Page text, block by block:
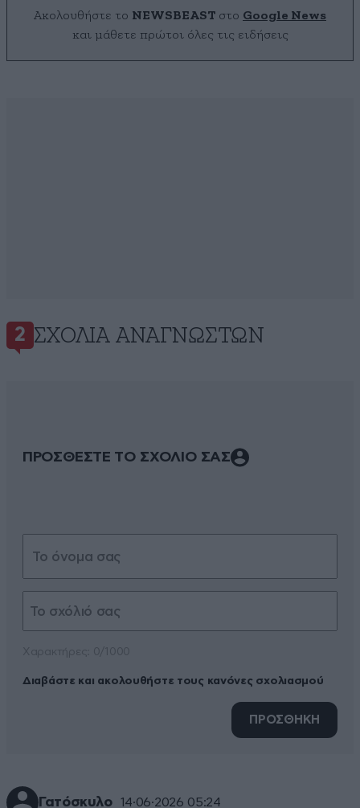
Ακολουθήστε το NEWSBEAST στο Google News
και μάθετε πρώτοι όλες τις ειδήσεις
2 ΣΧΌΛΙΑ ΑΝΑΓΝΩΣΤΏΝ
ΠΡΟΣΘΕΣΤΕ ΤΟ ΣΧΟΛΙΟ ΣΑΣ
Διαβάστε και ακολουθήστε τους κανόνες σχολιασμού
ΠΡΟΣΘΗΚΗ
Γατόσκυλο 14·06·2026 05:24